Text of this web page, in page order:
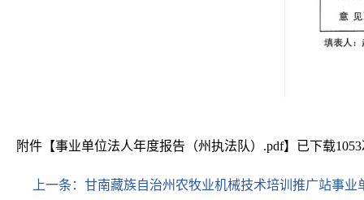
附件【事业单位法人年度报告（州执法队）.pdf】已下载1053
上一条： 甘南藏族自治州农牧业机械技术培训推广站事业